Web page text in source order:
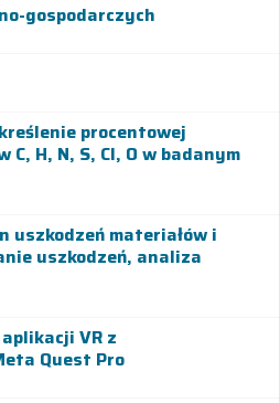
gospodarczych
procentowej
H, N, S, Cl, O w badanym
uszkodzeń materiałów i
uszkodzeń, analiza
VR z
Quest Pro